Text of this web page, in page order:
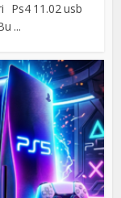
Ps4 11.02 usb
...